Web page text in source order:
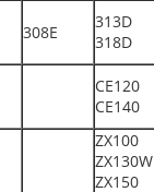
308E
313D
318D
CE120
CE140
ZX100
ZX130W
ZX150